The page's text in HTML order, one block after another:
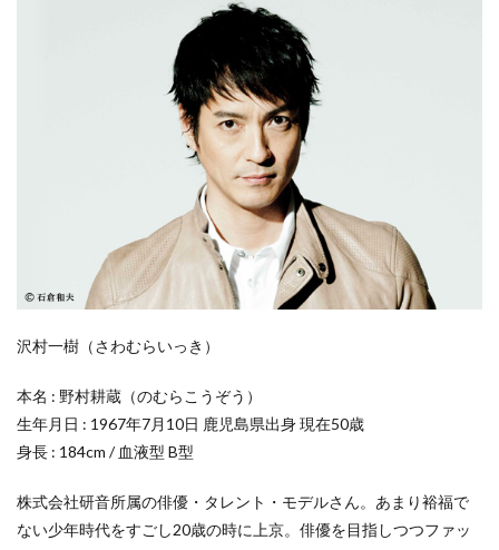
沢村一樹（さわむらいっき）
本名 : 野村耕蔵（のむらこうぞう）
生年月日 : 1967年7月10日 鹿児島県出身 現在50歳
身長 : 184cm / 血液型 B型
株式会社研音所属の俳優・タレント・モデルさん。あまり裕福で
ない少年時代をすごし20歳の時に上京。俳優を目指しつつファッ